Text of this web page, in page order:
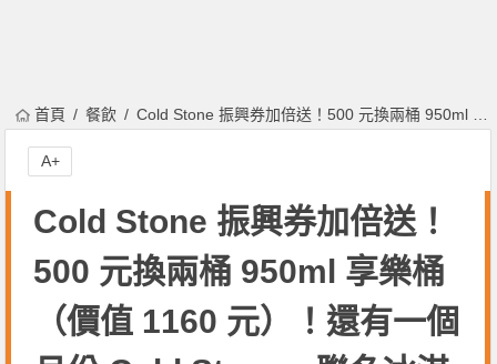
首頁 餐飲 Cold Stone 振興券加倍送！500 元換兩桶 950ml 享樂桶（價值 1160 元）！還有一個月份 Cold Stone、聯名冰淇淋蛋糕！還不與好友相約吃冰淇淋？
Cold Stone 振興券加倍送！
500 元換兩桶 950ml 享樂桶
（價值 1160 元）！還有一個
A+